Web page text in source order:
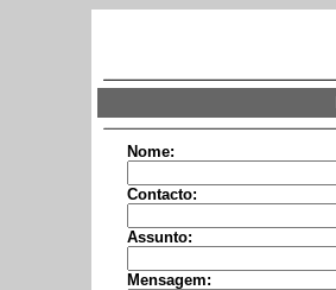
Nome:
Contacto:
Assunto:
Mensagem: